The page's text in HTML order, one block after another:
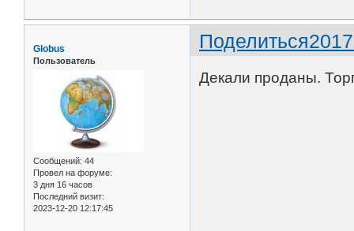
Поделиться
Globus
Пользователь
Сообщений: 44
Провел на форуме:
3 дня 16 часов
Последний визит:
2023-12-20 12:17:45
Декали проданы.